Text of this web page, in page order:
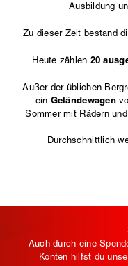
Ausbildung
Zu dieser Zeit bestand
Heute zählen 20
Außer der üblichen
ein Geländewagen
Sommer mit Rädern
Durchschnittlich
Auch durch eine
Konten hilfst du